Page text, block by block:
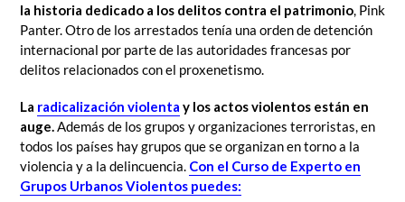
la historia dedicado a los delitos contra el patrimonio, Pink
Panter. Otro de los arrestados tenía una orden de detención
internacional por parte de las autoridades francesas por
delitos relacionados con el proxenetismo.
La radicalización violenta y los actos violentos están en
auge.Además de los grupos y organizaciones terroristas, en
todos los países hay grupos que se organizan en torno a la
violencia y a la delincuencia. Con el Curso de Experto en
Grupos Urbanos Violentos puedes: